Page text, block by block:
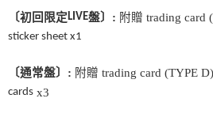
客戶支援中心」https://
易，需依本服務之必要範圍內提供個人資料，
權轉讓予恩沛科技股份有限公司。
每筆NT$60，滿NT$1,599(含以上)免運
新竹貨運
每筆NT$90
宅配 (離島)
〔初回限定 LIVE盤〕 : 附贈 trading card
sticker sheet x1
〔通常盤〕 : 附贈 trading card (TYPE
cards x3